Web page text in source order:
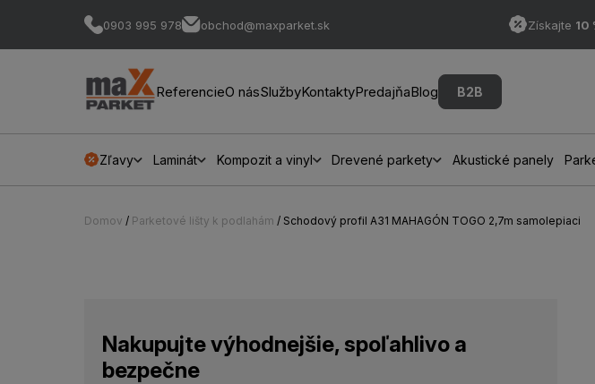
0903 995 978 obchod@maxparket.sk Získajte 10
ReferencieO násSlužbyKontaktyPredajňaBlog B2B
Zľavy Laminát Kompozit a vinyl Drevené parkety Akustické panely
Domov / Parketové lišty k podlahám / Schodový profil A31 MAHAGÓN TOGO 2,7m samolepiaci
Nakupujte výhodnejšie, spoľahlivo a
bezpečne